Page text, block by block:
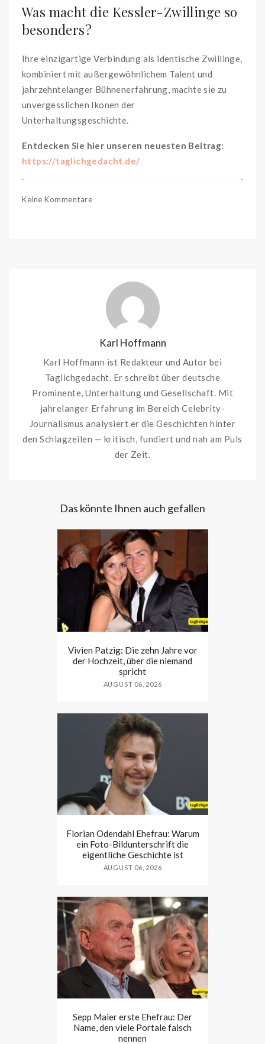
Was macht die Kessler-Zwillinge so
besonders?
Ihre einzigartige Verbindung als identische Zwillinge,
kombiniert mit außergewöhnlichem Talent und
jahrzehntelanger Bühnenerfahrung, machte sie zu
unvergesslichen Ikonen der
Unterhaltungsgeschichte.
Entdecken Sie hier unseren neuesten Beitrag:
https://taglichgedacht.de/
Keine Kommentare
Karl Hoffmann
Karl Hoffmann ist Redakteur und Autor bei
Taglichgedacht. Er schreibt über deutsche
Prominente, Unterhaltung und Gesellschaft. Mit
jahrelanger Erfahrung im Bereich Celebrity-
Journalismus analysiert er die Geschichten hinter
den Schlagzeilen — kritisch, fundiert und nah am Puls
der Zeit.
Das könnte Ihnen auch gefallen
Vivien Patzig: Die zehn Jahre vor
der Hochzeit, über die niemand
spricht
AUGUST 06, 2026
Florian Odendahl Ehefrau: Warum
ein Foto-Bildunterschrift die
eigentliche Geschichte ist
AUGUST 06, 2026
Sepp Maier erste Ehefrau: Der
Name, den viele Portale falsch
nennen